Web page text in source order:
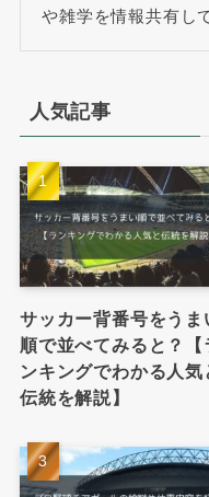
や雑学を情報共有し
人気記事
サッカー背番号をうま
順で並べてみると？【
ンキングでわかる人気
伝統を解説】